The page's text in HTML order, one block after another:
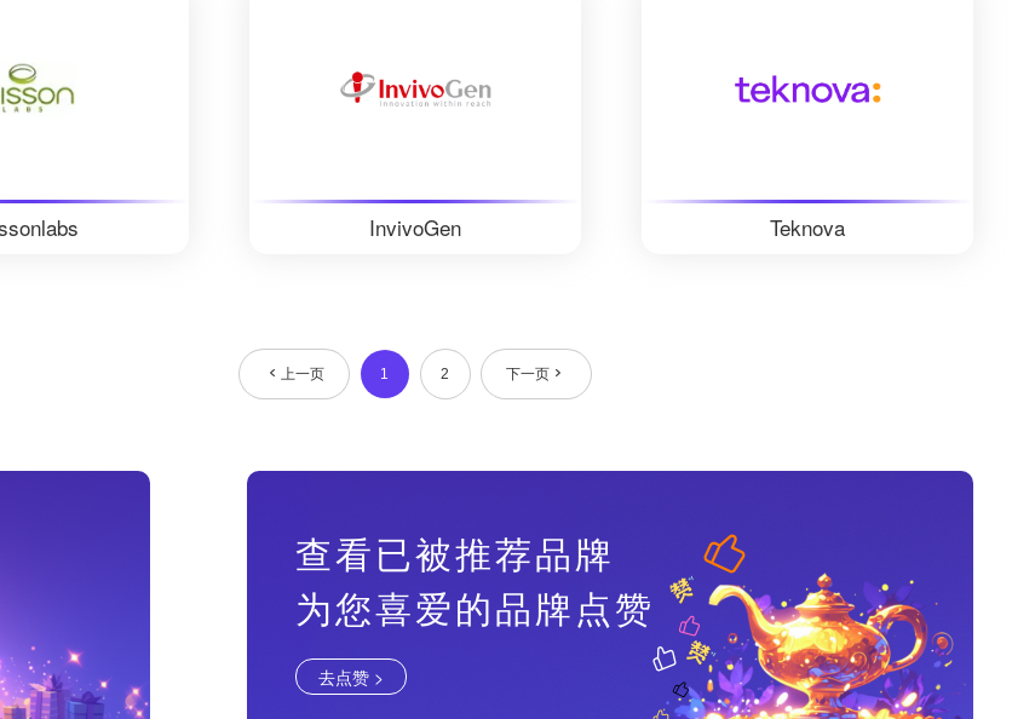
InvivoGen Teknova
上一页 1 2 下一页
查看已被推荐品牌
为您喜爱的品牌点赞
去点赞 >